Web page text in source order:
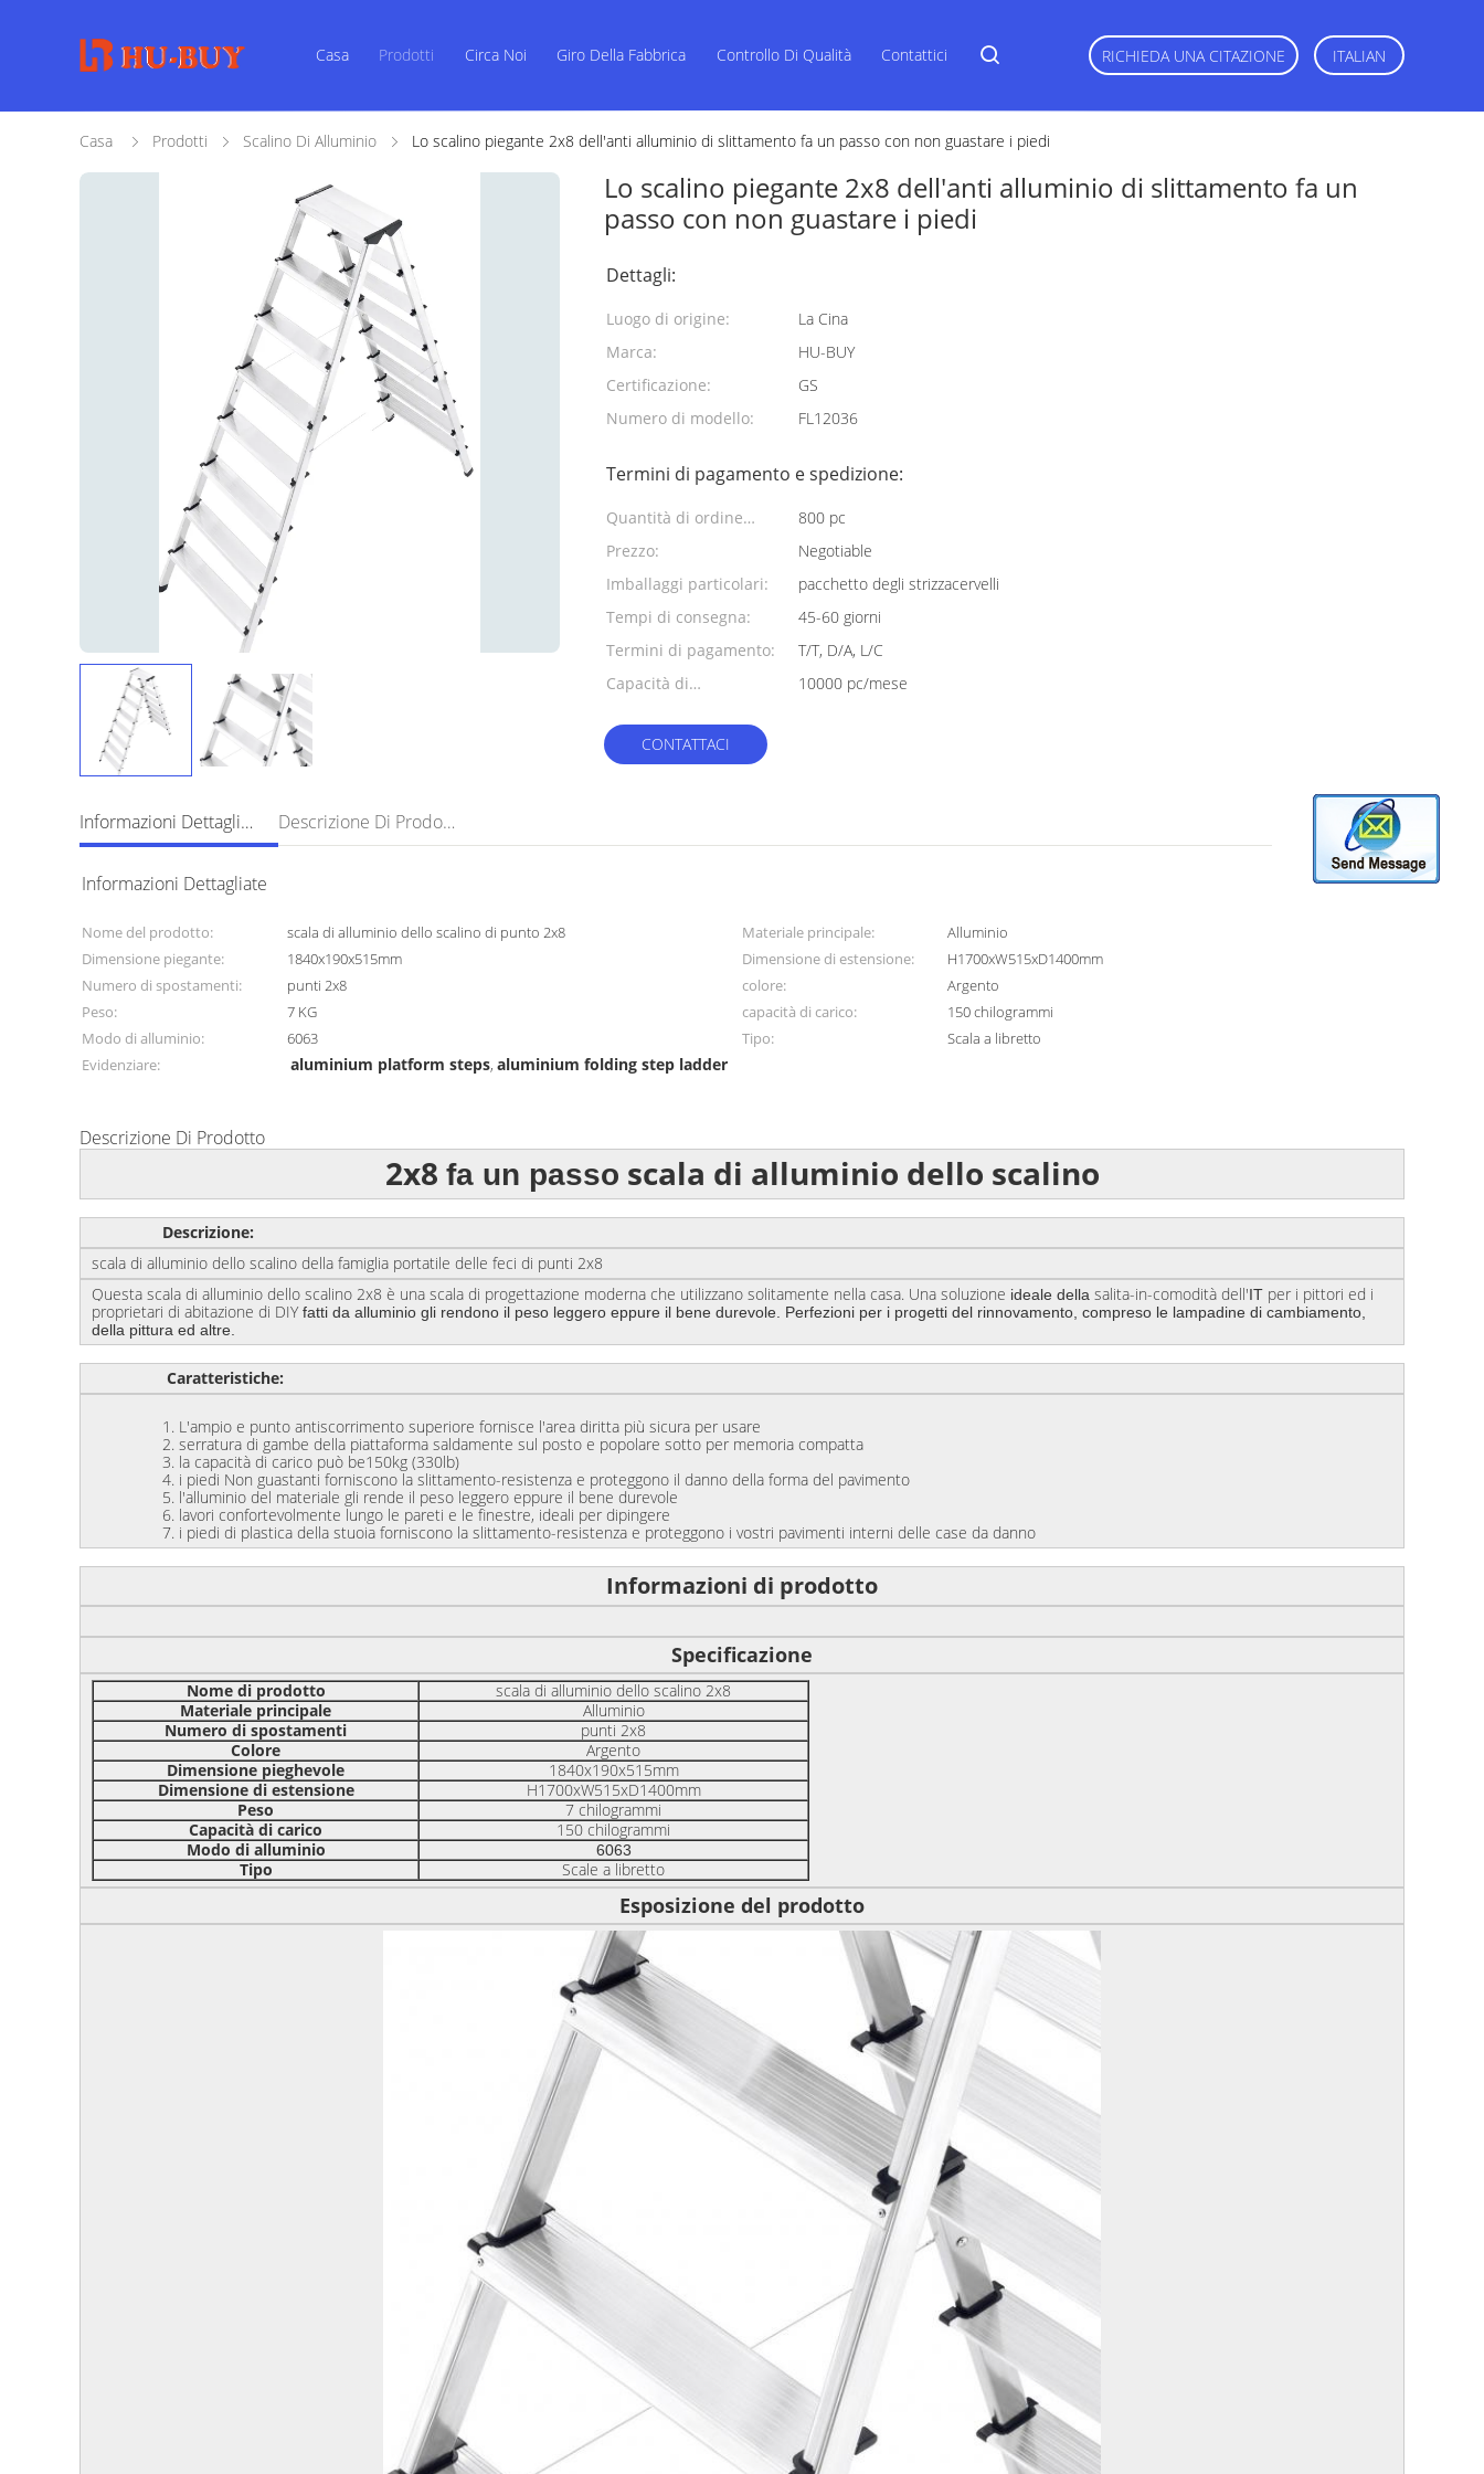
Casa Prodotti Circa Noi Giro Della Fabbrica Controllo Di Qualità Contattici RICHIEDA UNA CITAZIONE ITALIAN
Casa Prodotti Scalino Di Alluminio Lo scalino piegante 2x8 dell'anti alluminio di slittamento fa un passo con non guastare i piedi
Lo scalino piegante 2x8 dell'anti alluminio di slittamento fa un
passo con non guastare i piedi
Dettagli:
Luogo di origine:
La Cina
Marca:
HU-BUY
Certificazione:
GS
Numero di modello:
FL12036
Termini di pagamento e spedizione:
Quantità di ordine
minimo:
800 pc
Prezzo:
Negotiable
Imballaggi particolari:
pacchetto degli strizzacervelli
Tempi di consegna:
45-60 giorni
Termini di pagamento:
T/T, D/A, L/C
Capacità di
10000 pc/mese
CONTATTACI
Informazioni Dettagliate Descrizione Di Prodotto
Informazioni Dettagliate
Nome del prodotto: scala di alluminio dello scalino di punto 2x8 Materiale principale:
Alluminio
Dimensione piegante:
1840x190x515mm Dimensione di estensione:
H1700xW515xD1400mm
Numero di spostamenti:
punti 2x8 colore:
Argento
Peso:
7 KG capacità di carico:
150 chilogrammi
Modo di alluminio:
6063 Tipo:
Scala a libretto
Evidenziare:
aluminium platform steps,aluminium folding step ladder
Descrizione Di Prodotto
2x8 fa un passo scala di alluminio dello scalino
Descrizione:
scala di alluminio dello scalino della famiglia portatile delle feci di punti 2x8
Questa scala di alluminio dello scalino 2x8 è una scala di progettazione moderna che utilizzano solitamente nella casa. Una soluzione ideale della salita-in-comodità dell'IT per i pittori ed i
proprietari di abitazione di DIY fatti da alluminio gli rendono il peso leggero eppure il bene durevole. Perfezioni per i progetti del rinnovamento, compreso le lampadine di cambiamento,
della pittura ed altre.
Caratteristiche:
1. L'ampio e punto antiscorrimento superiore fornisce l'area diritta più sicura per usare
2. serratura di gambe della piattaforma saldamente sul posto e popolare sotto per memoria compatta
3. la capacità di carico può be150kg (330lb)
4. i piedi Non guastanti forniscono la slittamento-resistenza e proteggono il danno della forma del pavimento
5. l'alluminio del materiale gli rende il peso leggero eppure il bene durevole
6. lavori confortevolmente lungo le pareti e le finestre, ideali per dipingere
7. i piedi di plastica della stuoia forniscono la slittamento-resistenza e proteggono i vostri pavimenti interni delle case da danno
Informazioni di prodotto
Specificazione
Nome di prodotto
scala di alluminio dello scalino 2x8
Materiale principale
Alluminio
Numero di spostamenti
punti 2x8
Colore
Argento
Dimensione pieghevole
1840x190x515mm
Dimensione di estensione
H1700xW515xD1400mm
Peso
7 chilogrammi
Capacità di carico
150 chilogrammi
Modo di alluminio
6063
Tipo Scale a libretto
Esposizione del prodotto